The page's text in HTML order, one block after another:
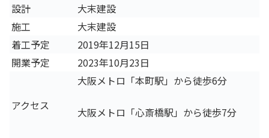
設計
大末建設
施工
大末建設
着工予定
2019年12月15日
開業予定
2023年10月23日
アクセス
大阪メトロ「本町駅」から徒歩6分
大阪メトロ「心斎橋駅」から徒歩7分